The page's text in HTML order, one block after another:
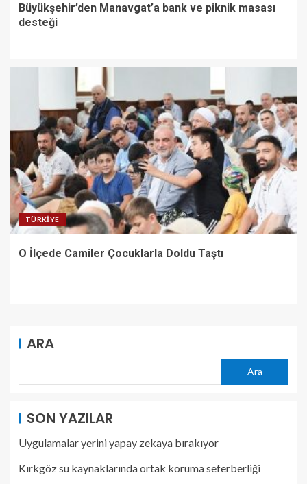
Büyükşehir’den Manavgat’a bank ve piknik masası
desteği
TÜRKIYE
O İlçede Camiler Çocuklarla Doldu Taştı
ARA
Ara
SON YAZILAR
Uygulamalar yerini yapay zekaya bırakıyor
Kırkgöz su kaynaklarında ortak koruma seferberliği